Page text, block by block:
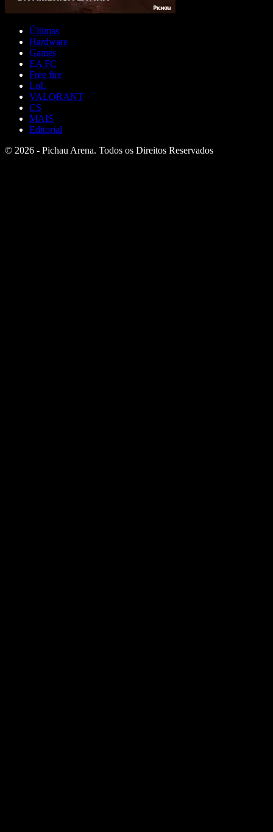
Últimas
Hardware
Games
EA FC
Free fire
LoL
VALORANT
CS
MAIS
Editorial
© 2026 - Pichau Arena. Todos os Direitos Reservados